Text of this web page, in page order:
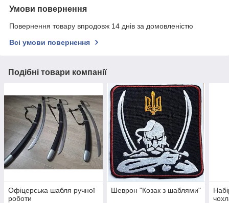
Умови повернення
Повернення товару впродовж 14 днів за домовленістю
Всі умови повернення
Подібні товари компанії
Офіцерська шабля ручної
роботи
Шеврон "Козак з шаблями"